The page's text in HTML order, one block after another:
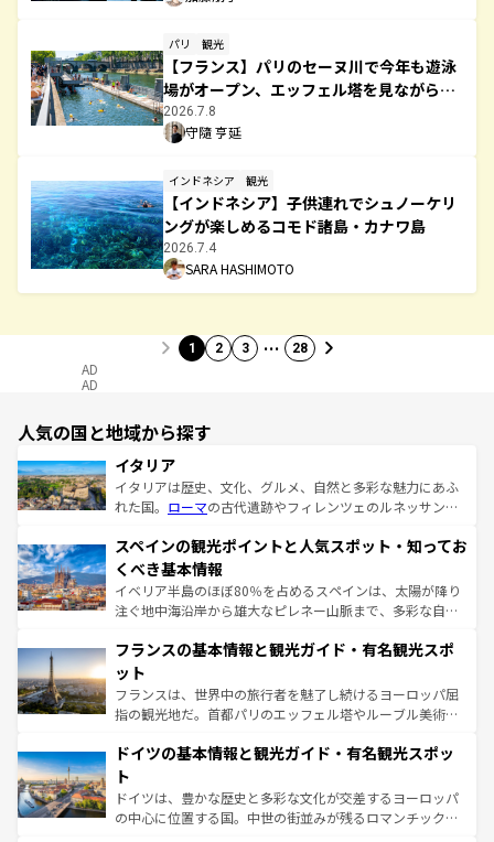
パリ 観光
【フランス】パリのセーヌ川で今年も遊泳
場がオープン、エッフェル塔を見ながら泳
ごう
2026.7.8
守隨 亨延
インドネシア 観光
【インドネシア】子供連れでシュノーケリ
ングが楽しめるコモド諸島・カナワ島
2026.7.4
SARA HASHIMOTO
1 2 3 … 28
AD
AD
人気の国と地域から探す
イタリア
イタリアは歴史、文化、グルメ、自然と多彩な魅力にあふ
れた国。 ローマの古代遺跡やフィレンツェのルネッサンス
ろん、トスカーナの美しい田園風景やアマルフィ海岸の絶
景など、自然景観も見逃せない。観光の合間には、本場の
ピザやパスタなど、絶品のイタリア料理を堪能することも
できる。朝目覚めてから夜眠るまで、すべての瞬間を楽し
なお、新着のイタリア情報はコンテンツ一覧を参照してほ
しい。
スペインの観光ポイントと人気スポット・知ってお
くべき基本情報
イベリア半島のほぼ80％を占めるスペインは、太陽が降り
注ぐ地中海沿岸から雄大なピレネー山脈まで、多彩な自然
文化が根付くこの国では、情熱的なフラメンコ、熱気あふ
れる闘牛、そして美味しいタパスが生活の一部となってい
る。首都マドリードの洗練された雰囲気や、バルセロナの
アートに溢れた街角から、地方では古代ローマ遺跡や中世
せる。地方によって風土や気候が異なるスペインはその個
ンテンツ一覧 を参照してほしい。
フランスの基本情報と観光ガイド・有名観光スポ
ット
フランスは、世界中の旅行者を魅了し続けるヨーロッパ屈
指の観光地だ。首都パリのエッフェル塔やルーブル美術館
で、幅広い魅力が詰まっている。華麗な宮殿、歴史的な大
聖堂、美しいビーチ、そして豊かな自然が、訪れる者を心
から魅了する。また、フランスは美食の国としても知ら
れ、フランス料理はユネスコ無形文化遺産にも登録されて
ドイツの基本情報と観光ガイド・有名観光スポッ
ト
ドイツは、豊かな歴史と多彩な文化が交差するヨーロッパ
の中心に位置する国。中世の街並みが残るロマンチック街